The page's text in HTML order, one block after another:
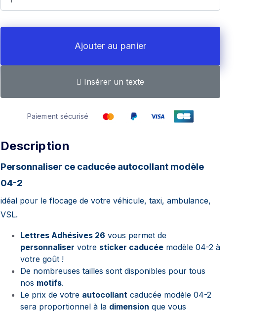
Ajouter au panier
Insérer un texte
Paiement sécurisé
Description
Personnaliser ce caducée autocollant modèle
04-2
idéal pour le flocage de votre véhicule, taxi, ambulance,
VSL.
Lettres Adhésives 26 vous permet de
personnaliser votre sticker caducée modèle 04-2 à
votre goût !
De nombreuses tailles sont disponibles pour tous
nos motifs.
Le prix de votre autocollant caducée modèle 04-2
sera proportionnel à la dimension que vous